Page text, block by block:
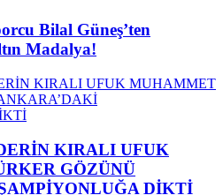
Bilal Güneş’ten
Madalya!
KIRALI UFUK
GÖZÜNÜ
DİKTİ